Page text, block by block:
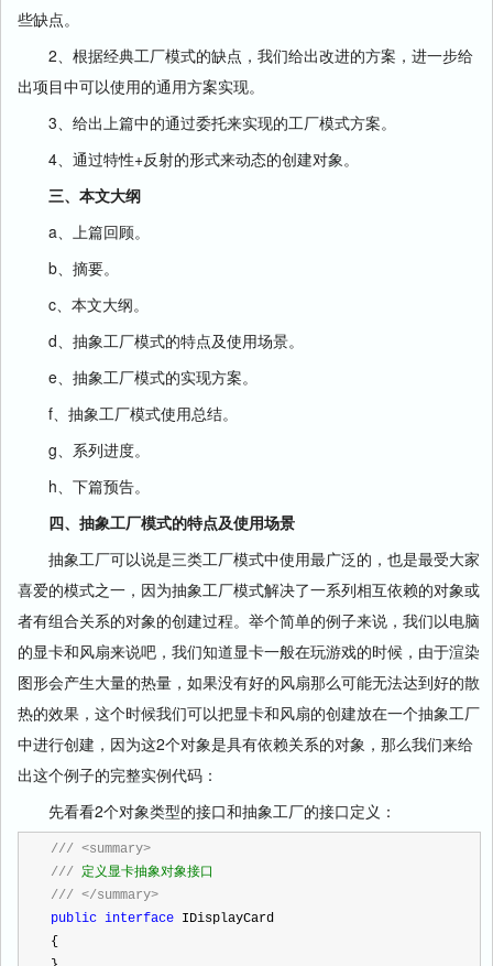
些缺点。
2、根据经典工厂模式的缺点，我们给出改进的方案，进一步给
出项目中可以使用的通用方案实现。
3、给出上篇中的通过委托来实现的工厂模式方案。
4、通过特性+反射的形式来动态的创建对象。
三、本文大纲
a、上篇回顾。
b、摘要。
c、本文大纲。
d、抽象工厂模式的特点及使用场景。
e、抽象工厂模式的实现方案。
f、抽象工厂模式使用总结。
g、系列进度。
h、下篇预告。
四、抽象工厂模式的特点及使用场景
抽象工厂可以说是三类工厂模式中使用最广泛的，也是最受大家
喜爱的模式之一，因为抽象工厂模式解决了一系列相互依赖的对象或
者有组合关系的对象的创建过程。举个简单的例子来说，我们以电脑
的显卡和风扇来说吧，我们知道显卡一般在玩游戏的时候，由于渲染
图形会产生大量的热量，如果没有好的风扇那么可能无法达到好的散
热的效果，这个时候我们可以把显卡和风扇的创建放在一个抽象工厂
中进行创建，因为这2个对象是具有依赖关系的对象，那么我们来给
出这个例子的完整实例代码：
先看看2个对象类型的接口和抽象工厂的接口定义：
/// <summary>
/// 定义显卡抽象对象接口
/// </summary>
public interface IDisplayCard
{